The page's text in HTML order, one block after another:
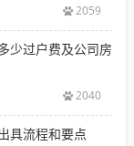
2059
少过户费及公司房
2040
具流程和要点